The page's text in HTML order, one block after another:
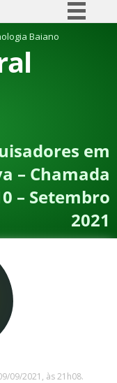
Simplifique!
BR
Canais
Baiano
em
– Chamada
– Setembro
2021
09/2021, às 21h08.